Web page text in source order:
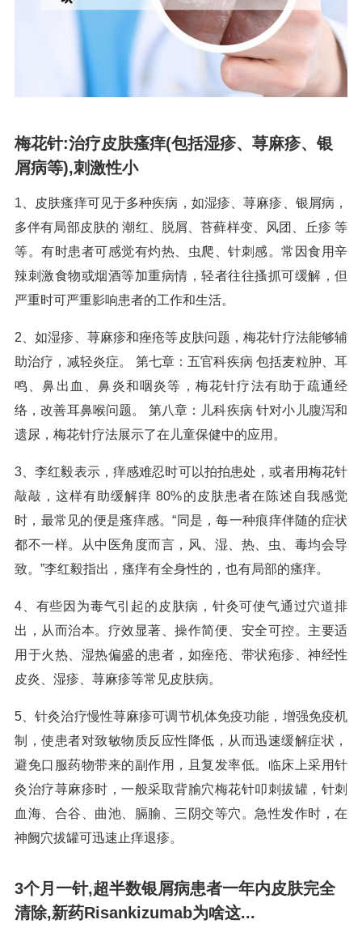
梅花针:治疗皮肤瘙痒(包括湿疹、荨麻疹、银
屑病等),刺激性小
1、皮肤瘙痒可见于多种疾病，如湿疹、荨麻疹、银屑病，
多伴有局部皮肤的 潮红、脱屑、苔藓样变、风团、丘疹 等
等。有时患者可感觉有灼热、虫爬、针刺感。常因食用辛
辣刺激食物或烟酒等加重病情，轻者往往搔抓可缓解，但
严重时可严重影响患者的工作和生活。
2、如湿疹、荨麻疹和痤疮等皮肤问题，梅花针疗法能够辅
助治疗，减轻炎症。 第七章：五官科疾病 包括麦粒肿、耳
鸣、鼻出血、鼻炎和咽炎等，梅花针疗法有助于疏通经
络，改善耳鼻喉问题。 第八章：儿科疾病 针对小儿腹泻和
遗尿，梅花针疗法展示了在儿童保健中的应用。
3、李红毅表示，痒感难忍时可以拍拍患处，或者用梅花针
敲敲，这样有助缓解痒 80%的皮肤患者在陈述自我感觉
时，最常见的便是瘙痒感。“同是，每一种痕痒伴随的症状
都不一样。从中医角度而言，风、湿、热、虫、毒均会导
致。”李红毅指出，瘙痒有全身性的，也有局部的瘙痒。
4、有些因为毒气引起的皮肤病，针灸可使气通过穴道排
出，从而治本。疗效显著、操作简便、安全可控。主要适
用于火热、湿热偏盛的患者，如痤疮、带状疱疹、神经性
皮炎、湿疹、荨麻疹等常见皮肤病。
5、针灸治疗慢性荨麻疹可调节机体免疫功能，增强免疫机
制，使患者对致敏物质反应性降低，从而迅速缓解症状，
避免口服药物带来的副作用，且复发率低。临床上采用针
灸治疗荨麻疹时，一般采取背腧穴梅花针叩刺拔罐，针刺
血海、合谷、曲池、膈腧、三阴交等穴。急性发作时，在
神阙穴拔罐可迅速止痒退疹。
3个月一针,超半数银屑病患者一年内皮肤完全
清除,新药Risankizumab为啥这...